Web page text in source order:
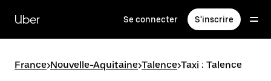
contenu
principal
Uber Se connecter S'inscrire
France>Nouvelle-Aquitaine>Talence>Taxi : Talence